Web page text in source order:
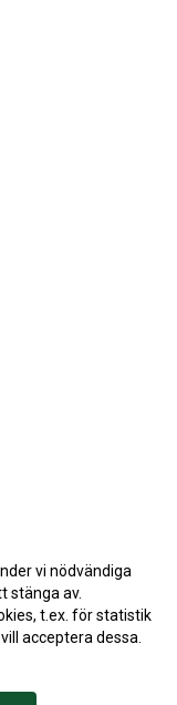
vi nödvändiga
stänga av.
t.ex. för statistik
acceptera dessa.